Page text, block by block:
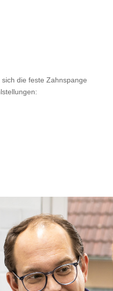
die feste Zahnspange